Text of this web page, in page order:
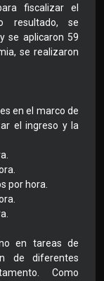
fiscalizar el
resultado, se
se aplicaron 59
se realizaron
en el marco de
el ingreso y la
por hora.
en tareas de
de diferentes
Como